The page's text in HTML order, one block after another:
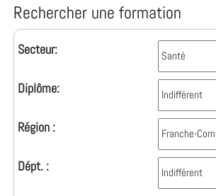
Rechercher une formation
Secteur:
Diplôme:
Région :
Dépt. :